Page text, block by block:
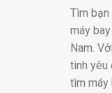
Tìm
máy
Nam.
tình yêu
tìm máy